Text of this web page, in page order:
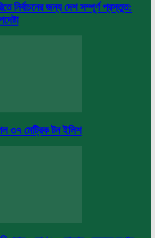
নির্বাচনের জন্য দেশ সম্পূর্ণ প্রস্তুত:
৩৭ মেট্রিক টন ইলিশ